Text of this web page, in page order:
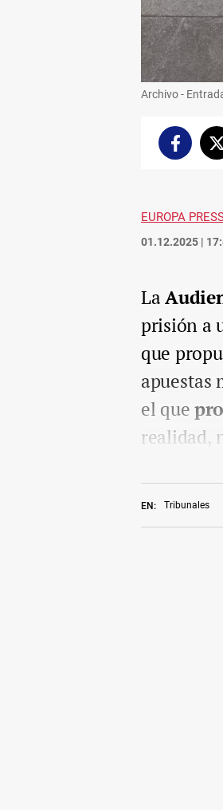
Archivo -
EUROPA
01.12.2025 |
EN: Tribunales
La
prisión a
que
apuestas
el que
realidad,